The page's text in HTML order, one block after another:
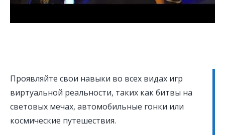
Проявляйте свои навыки во всех видах игр
виртуальной реальности, таких как битвы на
световых мечах, автомобильные гонки или
космические путешествия.